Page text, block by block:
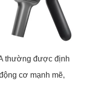
thường được định
cơ mạnh mẽ,